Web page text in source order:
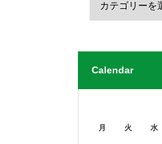
Calendar
月
火 水